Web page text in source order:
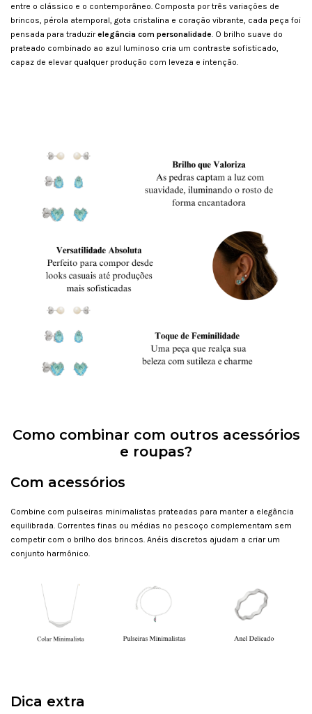
entre o clássico e o contemporâneo. Composta por três variações de
brincos, pérola atemporal, gota cristalina e coração vibrante, cada peça foi
pensada para traduzirelegância com personalidade . O brilho suave do
prateado combinado ao azul luminoso cria um contraste sofisticado,
capaz de elevar qualquer produção com leveza e intenção.
Como combinar com outros acessórios
e roupas?
Com acessórios
Combine com pulseiras minimalistas prateadas para manter a elegância
equilibrada. Correntes finas ou médias no pescoço complementam sem
competir com o brilho dos brincos. Anéis discretos ajudam a criar um
conjunto harmônico.
Dica extra